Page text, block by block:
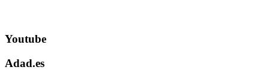
Youtube
Adad.es